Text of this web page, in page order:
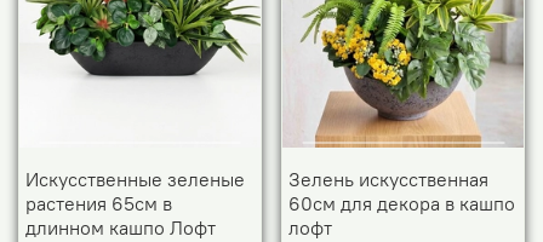
Искусственные зеленые
растения 65см в
длинном кашпо Лофт
Зелень искусственная
60см для декора в кашпо
лофт